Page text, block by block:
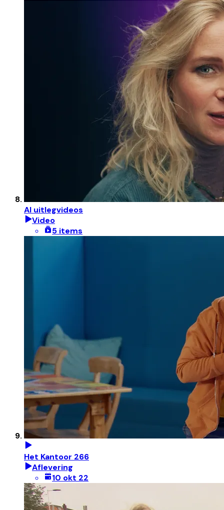
AI uitlegvideos
Video
5 items
Het Kantoor 266
Aflevering
10 okt 22